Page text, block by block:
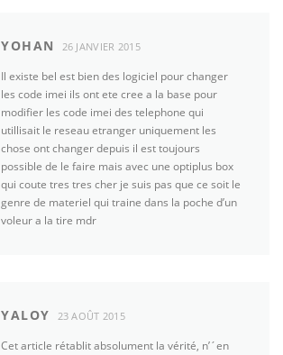
YOHAN 26 JANVIER 2015
Il existe bel est bien des logiciel pour changer
les code imei ils ont ete cree a la base pour
modifier les code imei des telephone qui
utillisait le reseau etranger uniquement les
chose ont changer depuis il est toujours
possible de le faire mais avec une optiplus box
qui coute tres tres cher je suis pas que ce soit le
genre de materiel qui traine dans la poche d’un
voleur a la tire mdr
YALOY 23 AOÛT 2015
Cet article rétablit absolument la vérité, n’´en